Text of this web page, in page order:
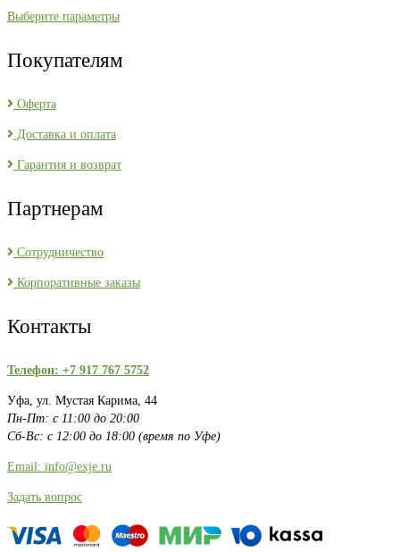
Выберите параметры
Покупателям
Оферта
Доставка и оплата
Гарантия и возврат
Партнерам
Сотрудничество
Корпоративные заказы
Контакты
Телефон: +7 917 767 5752
Уфа, ул. Мустая Карима, 44
Пн-Пт: с 11:00 до 20:00
Сб-Вс: с 12:00 до 18:00 (время по Уфе)
Email: info@exje.ru
Задать вопрос